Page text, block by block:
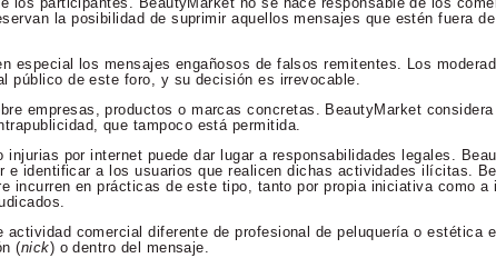
la posibilidad de suprimir aquellos mensajes que estén fuera
especial los mensajes engañosos de falsos remitentes. Los
público de este foro, y su decisión es irrevocable.
empresas, productos o marcas concretas. BeautyMarket
que tampoco está permitida.
por internet puede dar lugar a responsabilidades legales.
e identificar a los usuarios que realicen dichas actividades ilícitas.
incurren en prácticas de este tipo, tanto por propia iniciativa como a
actividad comercial diferente de profesional de peluquería o estética
(nick) o dentro del mensaje.